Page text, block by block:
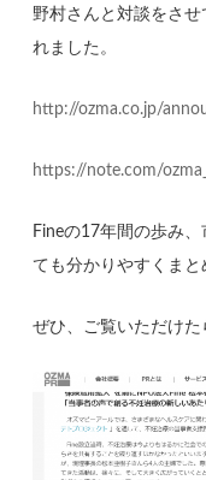
野村さんと対談をさ
れました。
http://ozma.co.jp/
https://note.com/
Fineの17年間の歩み
ても分かりやすくまと
ぜひ、ご覧いただけた